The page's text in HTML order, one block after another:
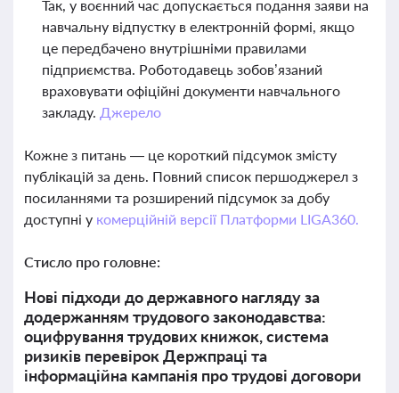
Так, у воєнний час допускається подання заяви на
навчальну відпустку в електронній формі, якщо
це передбачено внутрішніми правилами
підприємства. Роботодавець зобов’язаний
враховувати офіційні документи навчального
закладу. Джерело
Кожне з питань — це короткий підсумок змісту
публікацій за день. Повний список першоджерел з
посиланнями та розширений підсумок за добу
доступні у комерційній версії Платформи LIGA360.
Стисло про головне:
Нові підходи до державного нагляду за
додержанням трудового законодавства:
оцифрування трудових книжок, система
ризиків перевірок Держпраці та
інформаційна кампанія про трудові договори